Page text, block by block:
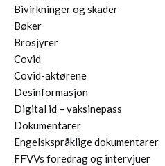
Bivirkninger og skader
Bøker
Brosjyrer
Covid
Covid-aktørene
Desinformasjon
Digital id – vaksinepass
Dokumentarer
Engelskspråklige dokumentarer
FFVVs foredrag og intervjuer